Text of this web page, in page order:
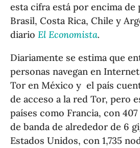
esta cifra está por encima de
Brasil, Costa Rica, Chile y
diarioEl Economista.
Diariamente se estima que
personas navegan en
Tor en México y el país
de acceso a la red Tor, pero
países como Francia, con
de banda de alrededor de 6
Estados Unidos, con 1,735